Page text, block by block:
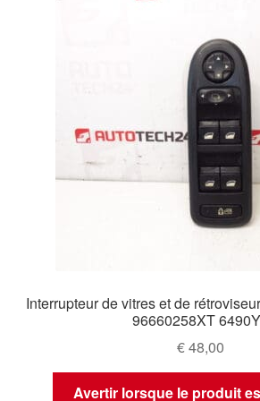
Interrupteur de vitres et de
96660258XT
€48,00
Avertir lorsque le produit